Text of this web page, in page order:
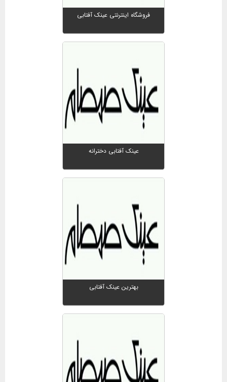
فروشگاه اینترنتی عینک آفتابی
عینک آفتابی دخترانه
بهترین عینک آفتابی